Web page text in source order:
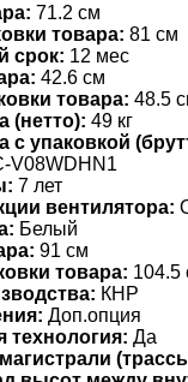
71.2 см
товара: 81 см
срок: 12 мес
42.6 см
товара: 48.5
(нетто): 49 кг
с упаковкой
V08WDHN1
7 лет
вентилятора:
Белый
91 см
товара: 104.5
КНР
Доп.опция
технология: Да